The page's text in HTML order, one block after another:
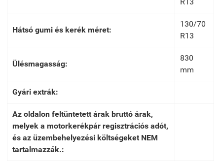
Hátsó gumi és kerék méret:
130/70
R13
Ülésmagasság:
830
mm
Gyári extrák:
Az oldalon feltüntetett árak bruttó árak,
melyek a motorkerékpár regisztrációs adót,
és az üzembehelyezési költségeket NEM
tartalmazzák.: